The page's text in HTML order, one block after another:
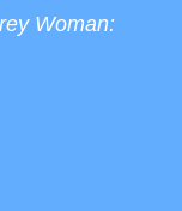
Woman: